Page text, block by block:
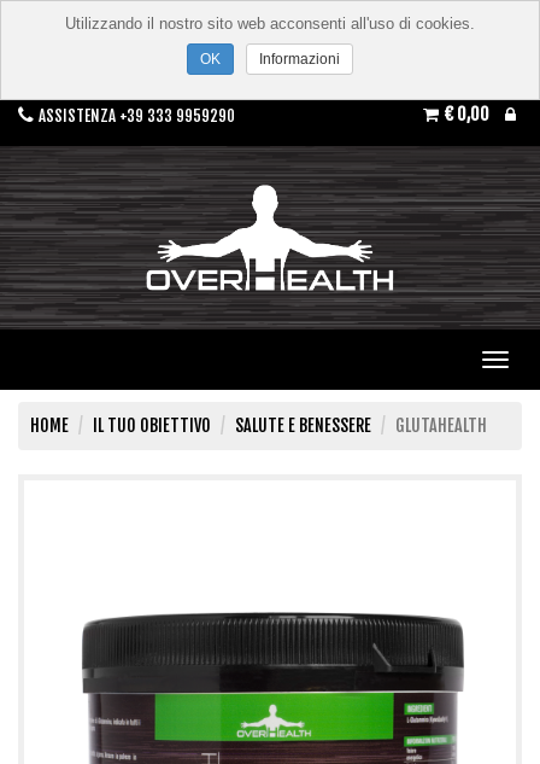
ASSISTENZA +39 333 9959290 € 0,00
HOME IL TUO OBIETTIVO SALUTE E BENESSERE GLUTAHEALTH
Utilizzando il nostro sito web acconsenti all'uso di cookies.
Informazioni